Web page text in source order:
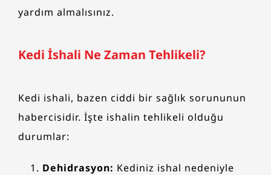
yardım almalısınız.
Kedi İshali Ne Zaman Tehlikeli?
Kedi ishali, bazen ciddi bir sağlık sorununun
habercisidir. İşte ishalin tehlikeli olduğu
durumlar:
Dehidrasyon: Kediniz ishal nedeniyle